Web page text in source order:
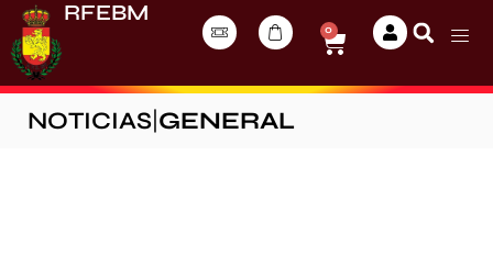
RFEBM
0
NOTICIAS GENERAL